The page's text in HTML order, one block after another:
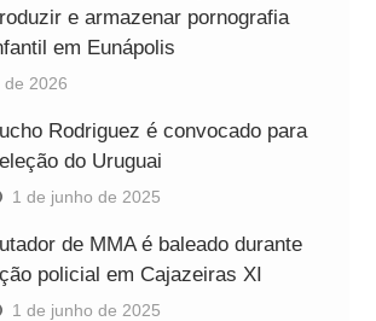
e armazenar pornografia
em Eunápolis
2026
Rodriguez é convocado para
do Uruguai
1 de junho de 2025
de MMA é baleado durante
policial em Cajazeiras XI
1 de junho de 2025